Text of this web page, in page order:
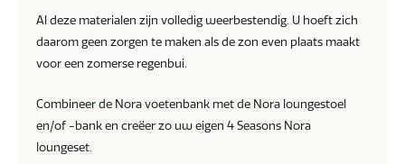
Al deze materialen zijn volledig weerbestendig. U hoeft zich
daarom geen zorgen te maken als de zon even plaats maakt
voor een zomerse regenbui.
Combineer de Nora voetenbank met de Nora loungestoel
en/of -bank en creëer zo uw eigen 4 Seasons Nora
loungeset.